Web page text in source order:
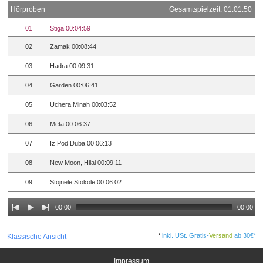
Hörproben Gesamtspielzeit: 01:01:50
01 Stiga 00:04:59
02 Zamak 00:08:44
03 Hadra 00:09:31
04 Garden 00:06:41
05 Uchera Minah 00:03:52
06 Meta 00:06:37
07 Iz Pod Duba 00:06:13
08 New Moon, Hilal 00:09:11
09 Stojnele Stokole 00:06:02
00:00 00:00
Klassische Ansicht *inkl. USt. Gratis-Versand ab 30€*
Impressum